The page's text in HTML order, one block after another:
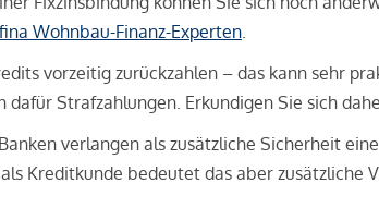
Wohnbau-Finanz-Experten
vorzeitig zurückzahlen – das kann sehr
Strafzahlungen. Erkundigen Sie sich
verlangen als zusätzliche Sicherheit
Kreditkunde bedeutet das aber zusätzliche